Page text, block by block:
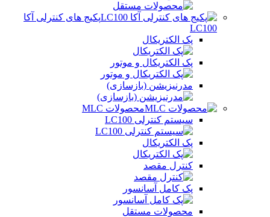
پکیج های کنترلی آکا
LC100
پک الکتریکال
پک الکتریکال و موتور
مدرنیزیشن (بازسازی)
محصولات MLC
سیستم کنترلی LC100
پک الکتریکال
کنترل مقصد
پک کامل آسانسور
محصولات مستقل